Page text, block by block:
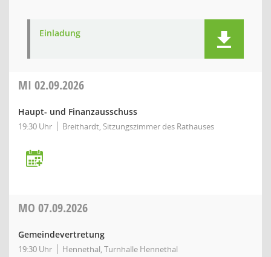
Einladung
MI 02.09.2026
Haupt- und Finanzausschuss
19:30 Uhr Breithardt, Sitzungszimmer des Rathauses
MO 07.09.2026
Gemeindevertretung
19:30 Uhr Hennethal, Turnhalle Hennethal